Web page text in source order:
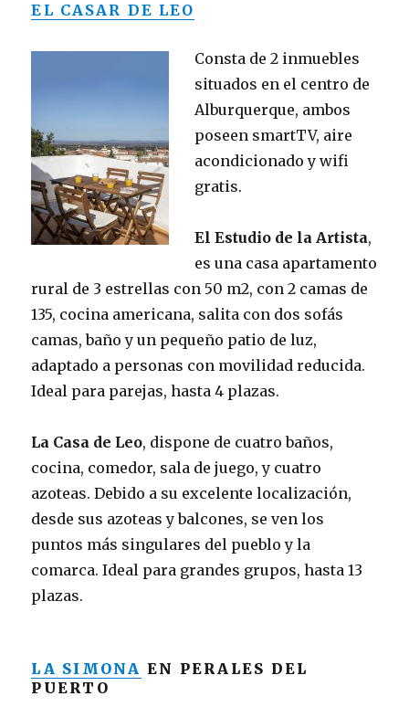
EL CASAR DE LEO
Consta de 2 inmuebles
situados en el centro de
Alburquerque, ambos
poseen smartTV, aire
acondicionado y wifi
gratis.
El Estudio de la Artista,
es una casa apartamento
rural de 3 estrellas con 50 m2, con 2 camas de
135, cocina americana, salita con dos sofás
camas, baño y un pequeño patio de luz,
adaptado a personas con movilidad reducida.
Ideal para parejas, hasta 4 plazas.
La Casa de Leo, dispone de cuatro baños,
cocina, comedor, sala de juego, y cuatro
azoteas. Debido a su excelente localización,
desde sus azoteas y balcones, se ven los
puntos más singulares del pueblo y la
comarca. Ideal para grandes grupos, hasta 13
plazas.
LA SIMONA EN PERALES DEL
PUERTO